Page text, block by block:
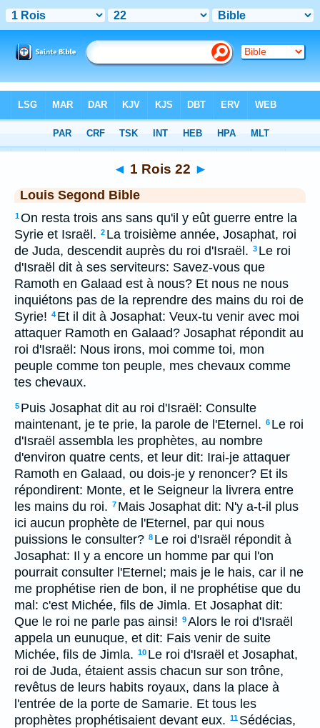
> 1 Rois 22
◄ 1 Rois 22 ►
Louis Segond Bible
1On resta trois ans sans qu'il y eût guerre entre la
Syrie et Israël. 2 La troisième année, Josaphat, roi
de Juda, descendit auprès du roi d'Israël. 3 Le roi
d'Israël dit à ses serviteurs: Savez-vous que
Ramoth en Galaad est à nous? Et nous ne nous
inquiétons pas de la reprendre des mains du roi de
Syrie! 4 Et il dit à Josaphat: Veux-tu venir avec moi
attaquer Ramoth en Galaad? Josaphat répondit au
roi d'Israël: Nous irons, moi comme toi, mon
peuple comme ton peuple, mes chevaux comme
tes chevaux.
5 Puis Josaphat dit au roi d'Israël: Consulte
maintenant, je te prie, la parole de l'Eternel. 6 Le roi
d'Israël assembla les prophètes, au nombre
d'environ quatre cents, et leur dit: Irai-je attaquer
Ramoth en Galaad, ou dois-je y renoncer? Et ils
répondirent: Monte, et le Seigneur la livrera entre
les mains du roi. 7 Mais Josaphat dit: N'y a-t-il plus
ici aucun prophète de l'Eternel, par qui nous
puissions le consulter? 8 Le roi d'Israël répondit à
Josaphat: Il y a encore un homme par qui l'on
pourrait consulter l'Eternel; mais je le hais, car il ne
me prophétise rien de bon, il ne prophétise que du
mal: c'est Michée, fils de Jimla. Et Josaphat dit:
Que le roi ne parle pas ainsi! 9Alors le roi d'Israël
appela un eunuque, et dit: Fais venir de suite
Michée, fils de Jimla. 10 Le roi d'Israël et Josaphat,
roi de Juda, étaient assis chacun sur son trône,
revêtus de leurs habits royaux, dans la place à
l'entrée de la porte de Samarie. Et tous les
prophètes prophétisaient devant eux. 11 Sédécias,